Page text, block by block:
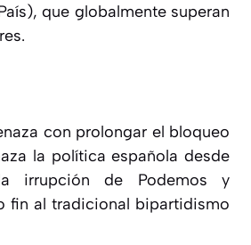
que globalmente superan
con prolongar el bloqueo
la política española desde
irrupción de Podemos y
fin al tradicional bipartidismo